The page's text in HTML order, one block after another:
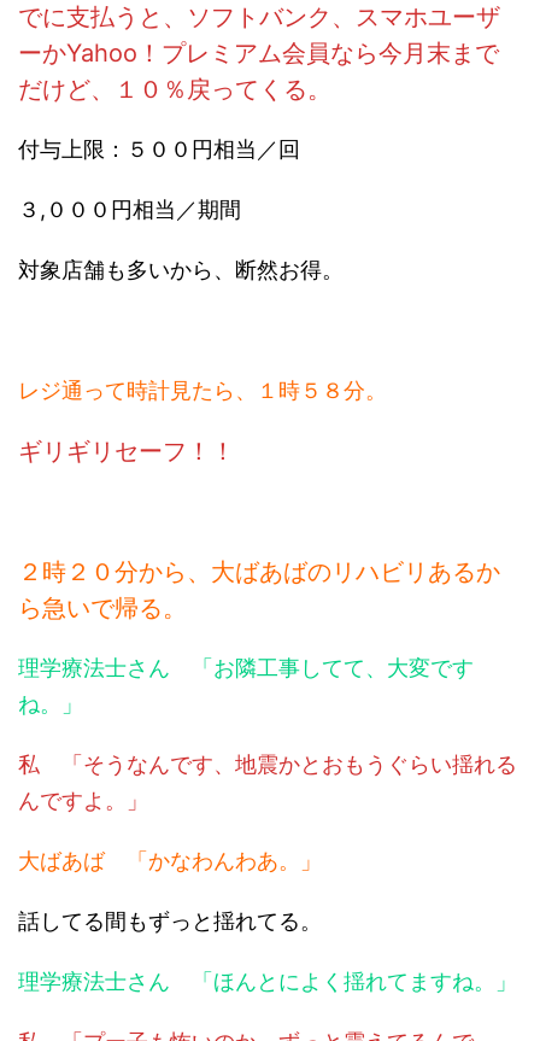
でに支払うと、ソフトバンク、スマホユーザ
ーかYahoo！プレミアム会員なら今月末まで
だけど、１０％戻ってくる。
付与上限：５００円相当／回
３,０００円相当／期間
対象店舗も多いから、断然お得。
レジ通って時計見たら、１時５８分。
ギリギリセーフ！！
２時２０分から、大ばあばのリハビリあるか
ら急いで帰る。
理学療法士さん 「お隣工事してて、大変です
ね。」
私 「そうなんです、地震かとおもうぐらい揺れる
んですよ。」
大ばあば 「かなわんわあ。」
話してる間もずっと揺れてる。
理学療法士さん 「ほんとによく揺れてますね。」